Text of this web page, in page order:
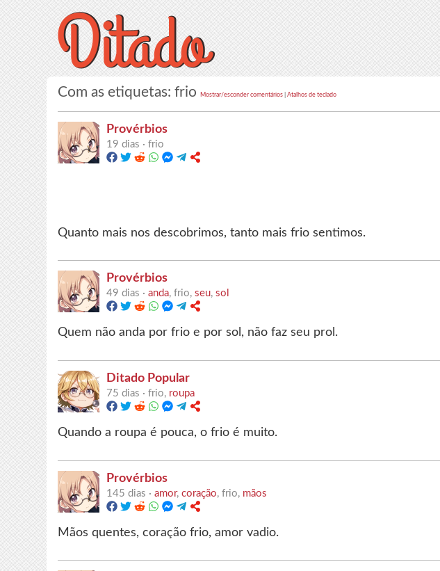
Com as etiquetas: frioMostrar/esconder comentários |Atalhos de teclado
Provérbios
19 dias ·frio
Quanto mais nos descobrimos, tanto mais frio sentimos.
Provérbios
49 dias ·anda, frio,seu,sol
Quem não anda por frio e por sol, não faz seu prol.
Ditado Popular
75 dias ·frio, roupa
Quando a roupa é pouca, o frio é muito.
Provérbios
145 dias ·amor,coração, frio, mãos
Mãos quentes, coração frio, amor vadio.